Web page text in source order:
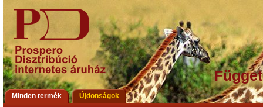
Minden termék Újdonságok